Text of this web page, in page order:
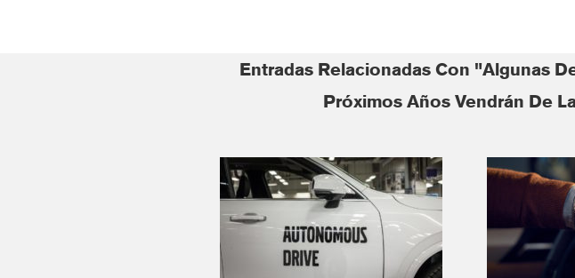
Entradas Relacionadas Con "Algunas
Próximos Años Vendrán De